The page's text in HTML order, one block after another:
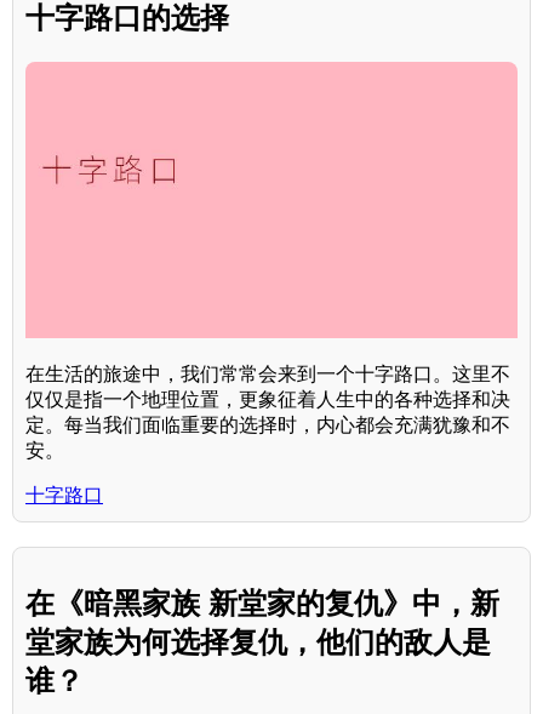
十字路口的选择
在生活的旅途中，我们常常会来到一个十字路口。这里不
仅仅是指一个地理位置，更象征着人生中的各种选择和决
定。每当我们面临重要的选择时，内心都会充满犹豫和不
安。
十字路口
在《暗黑家族 新堂家的复仇》中，新
堂家族为何选择复仇，他们的敌人是
谁？